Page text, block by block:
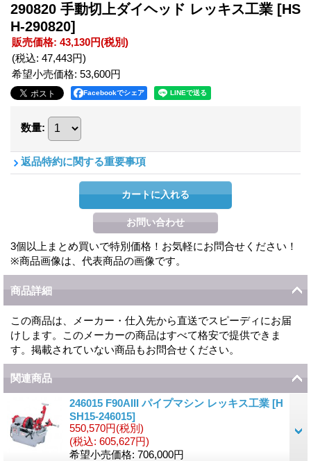
290820 手動切上ダイヘッド レッキス工業 [HS
H-290820]
販売価格: 43,130円(税別)
(税込: 47,443円)
希望小売価格: 53,600円
Facebookでシェア
数量:
返品特約に関する重要事項
3個以上まとめ買いで特別価格！お気軽にお問合せください！
※商品画像は、代表商品の画像です。
商品詳細
この商品は、メーカー・仕入先から直送でスピーディにお届
けします。このメーカーの商品はすべて格安で提供できま
す。掲載されていない商品もお問合せください。
関連商品
246015 F90AIII パイプマシン レッキス工業 [H
SH15-246015]
550,570円(税別)
(税込: 605,627円)
希望小売価格: 706,000円